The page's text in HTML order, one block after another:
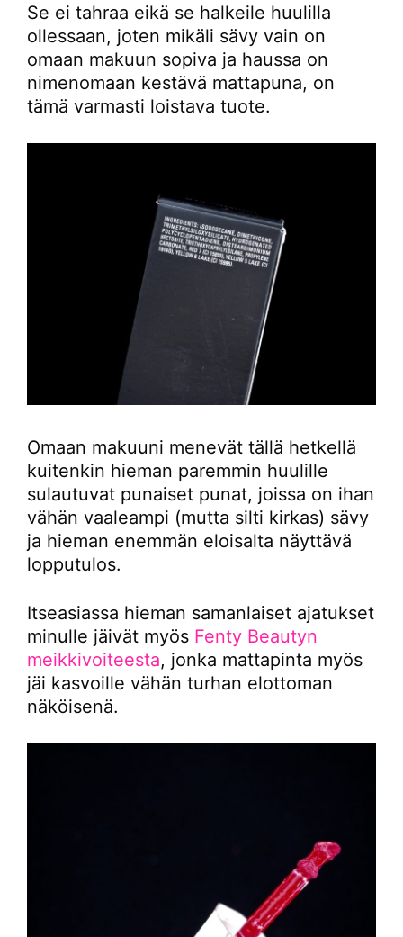
Se ei tahraa eikä se halkeile huulilla
ollessaan, joten mikäli sävy vain on
omaan makuun sopiva ja haussa on
nimenomaan kestävä mattapuna, on
tämä varmasti loistava tuote.
Omaan makuuni menevät tällä hetkellä
kuitenkin hieman paremmin huulille
sulautuvat punaiset punat, joissa on ihan
vähän vaaleampi (mutta silti kirkas) sävy
ja hieman enemmän eloisalta näyttävä
lopputulos.
Itseasiassa hieman samanlaiset ajatukset
minulle jäivät myös Fenty Beautyn
meikkivoiteesta, jonka mattapinta myös
jäi kasvoille vähän turhan elottoman
näköisenä.